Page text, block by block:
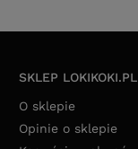
SKLEP LOKIKOKI.PL
O sklepie
Opinie o sklepie